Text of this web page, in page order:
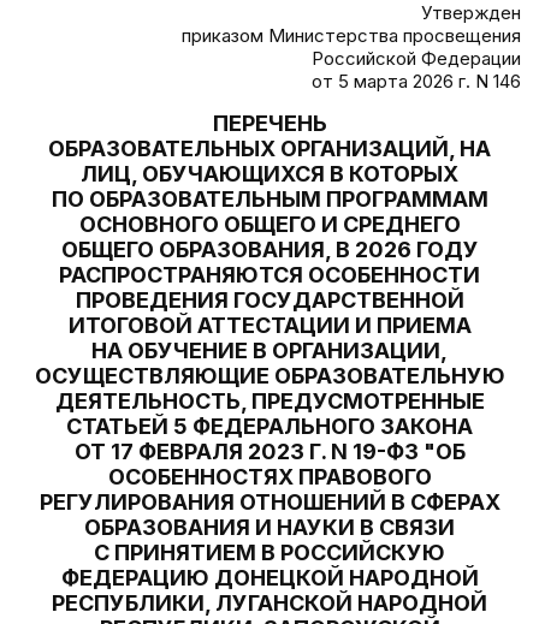
Утвержден
приказом Министерства просвещения
Российской Федерации
от 5 марта 2026 г. N 146
ПЕРЕЧЕНЬ
ОБРАЗОВАТЕЛЬНЫХ ОРГАНИЗАЦИЙ, НА
ЛИЦ, ОБУЧАЮЩИХСЯ В КОТОРЫХ
ПО ОБРАЗОВАТЕЛЬНЫМ ПРОГРАММАМ
ОСНОВНОГО ОБЩЕГО И СРЕДНЕГО
ОБЩЕГО ОБРАЗОВАНИЯ, В 2026 ГОДУ
РАСПРОСТРАНЯЮТСЯ ОСОБЕННОСТИ
ПРОВЕДЕНИЯ ГОСУДАРСТВЕННОЙ
ИТОГОВОЙ АТТЕСТАЦИИ И ПРИЕМА
НА ОБУЧЕНИЕ В ОРГАНИЗАЦИИ,
ОСУЩЕСТВЛЯЮЩИЕ ОБРАЗОВАТЕЛЬНУЮ
ДЕЯТЕЛЬНОСТЬ, ПРЕДУСМОТРЕННЫЕ
СТАТЬЕЙ 5 ФЕДЕРАЛЬНОГО ЗАКОНА
ОТ 17 ФЕВРАЛЯ 2023 Г. N 19-ФЗ "ОБ
ОСОБЕННОСТЯХ ПРАВОВОГО
РЕГУЛИРОВАНИЯ ОТНОШЕНИЙ В СФЕРАХ
ОБРАЗОВАНИЯ И НАУКИ В СВЯЗИ
С ПРИНЯТИЕМ В РОССИЙСКУЮ
ФЕДЕРАЦИЮ ДОНЕЦКОЙ НАРОДНОЙ
РЕСПУБЛИКИ, ЛУГАНСКОЙ НАРОДНОЙ